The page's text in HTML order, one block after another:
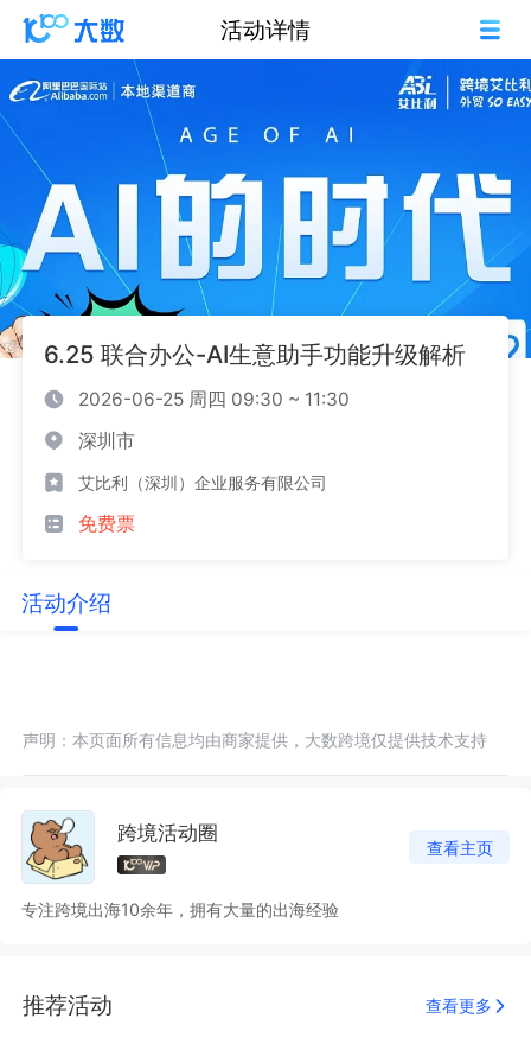
活动详情
6.25 联合办公-AI生意助手功能升级解析
2026-06-25 周四 09:30 ~ 11:30
深圳市
艾比利（深圳）企业服务有限公司
免费票
活动介绍
声明：本页面所有信息均由商家提供，大数跨境仅提供技术支持
跨境活动圈
查看主页
专注跨境出海10余年，拥有大量的出海经验
推荐活动 查看更多